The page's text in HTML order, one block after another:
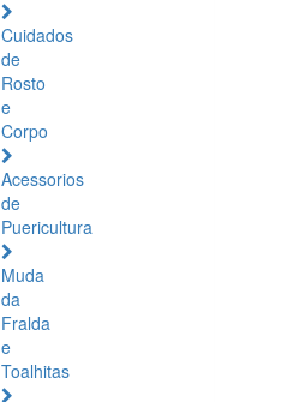
Cuidados
de
Rosto
e
Corpo
Acessorios
de
Puericultura
Muda
da
Fralda
e
Toalhitas